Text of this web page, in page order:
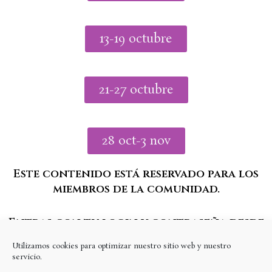
Utilizamos cookies para optimizar nuestro sitio web y nuestro
servicio.
13-19 octubre
21-27 octubre
28 oct-3 nov
Este contenido está reservado para los
miembros de la comunidad.
Entras con tu login y contraseña desde
el apartado Mi Cuenta